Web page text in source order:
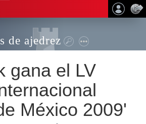
de ajedrez
gana el LV
México 2009'